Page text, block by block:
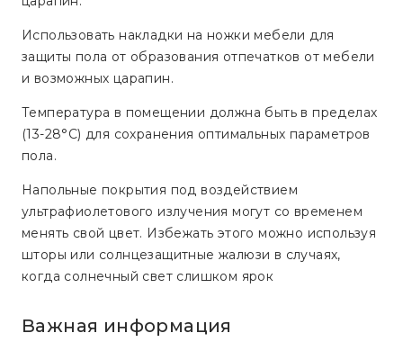
Использовать накладки на ножки мебели для
защиты пола от образования отпечатков от мебели
и возможных царапин.
Температура в помещении должна быть в пределах
(13-28°C) для сохранения оптимальных параметров
пола.
Напольные покрытия под воздействием
ультрафиолетового излучения могут со временем
менять свой цвет. Избежать этого можно используя
шторы или солнцезащитные жалюзи в случаях,
когда солнечный свет слишком ярок
Важная информация